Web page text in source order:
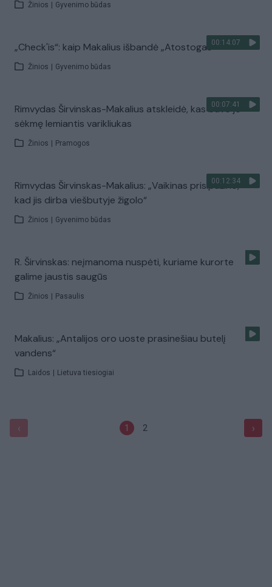
Žinios Gyvenimo būdas
00:14:07
„Check'is“: kaip Makalius išbandė „Atostogas"
Žinios Gyvenimo būdas
00:07:41
Rimvydas Širvinskas-Makalius atskleidė, kas buvo jo
sėkmę lemiantis varikliukas
Žinios Pramogos
00:12:34
Rimvydas Širvinskas-Makalius: „Vaikinas prisipažino,
kad jis dirba viešbutyje žigolo“
Žinios Gyvenimo būdas
R. Širvinskas: neįmanoma nuspėti, kuriame kurorte
galime jaustis saugūs
Žinios Pasaulis
Makalius: „Antalijos oro uoste prasinešiau butelį
vandens“
Laidos Lietuva tiesiogiai
‹ 1 2 ›